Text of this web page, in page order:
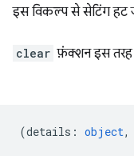
इस विकल्प से सेटिंग हट
clear फ़ंक्शन इस तरह
(details : object,